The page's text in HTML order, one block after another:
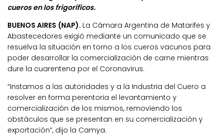
cueros en los frigoríficos.
BUENOS AIRES (NAP). La Cámara Argentina de Matarifes y
Abastecedores exigió mediante un comunicado que se
resuelva la situación en torno a los cueros vacunos para
poder desarrollar la comercialización de carne mientras
dure la cuarentena por el Coronavirus.
“Instamos a las autoridades y a la Industria del Cuero a
resolver en forma perentoria el levantamiento y
comercialización de los mismos, removiendo los
obstáculos que se presentan en su comercialización y
exportación”, dijo la Camya.